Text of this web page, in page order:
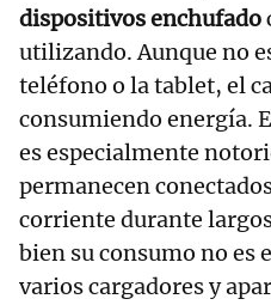
dispositivos enchufado
utilizando. Aunque no
teléfono o la tablet, el
consumiendo energía.
es especialmente
permanecen
corriente durante
bien su consumo no es
varios cargadores y